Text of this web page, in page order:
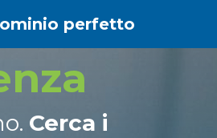
perfetto
Cerca i